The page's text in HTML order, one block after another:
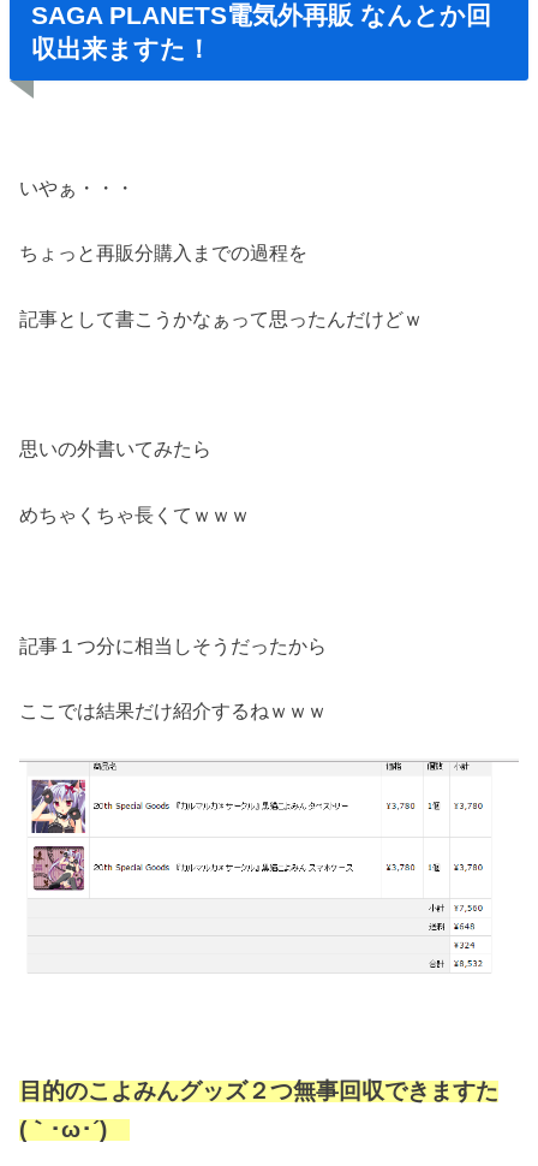
SAGA PLANETS電気外再販 なんとか回
収出来ますた！
いやぁ・・・
ちょっと再販分購入までの過程を
記事として書こうかなぁって思ったんだけどｗ
思いの外書いてみたら
めちゃくちゃ長くてｗｗｗ
記事１つ分に相当しそうだったから
ここでは結果だけ紹介するねｗｗｗ
目的のこよみんグッズ２つ無事回収できますた
(｀･ω･´)ゞ